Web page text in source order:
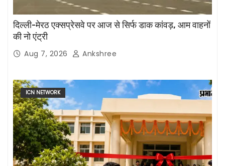
दिल्ली-मेरठ एक्सप्रेसवे पर आज से सिर्फ डाक कांवड़, आम वाहनों
की नो एंट्री
Aug 7, 2026 Ankshree
ICN NETWORK